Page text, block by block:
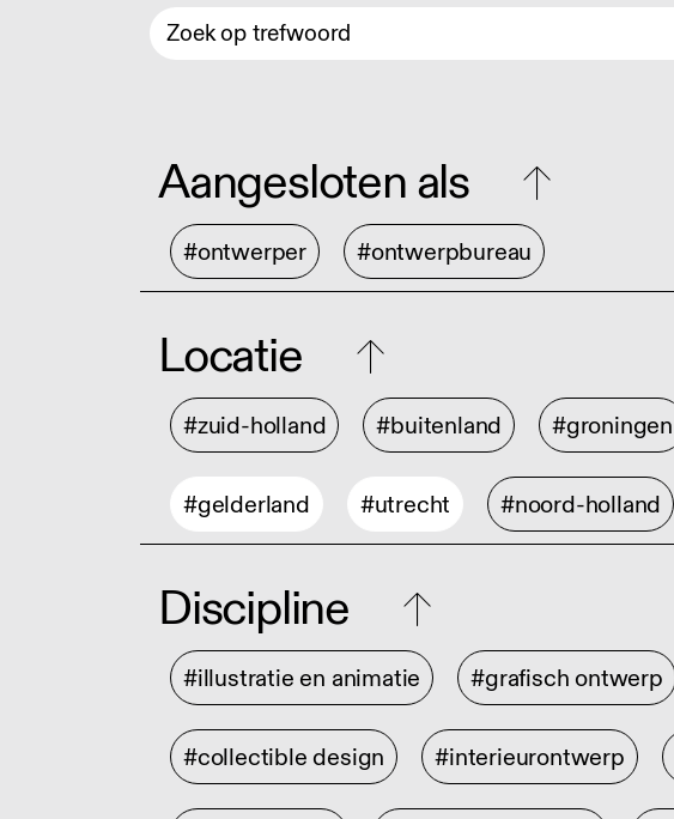
Aangesloten als
#ontwerper #ontwerpbureau
Locatie
#zuid-holland #buitenland #groningen
#gelderland #utrecht #noord-holland
Discipline
#illustratie en animatie #grafisch ontwerp
#collectible design #interieurontwerp